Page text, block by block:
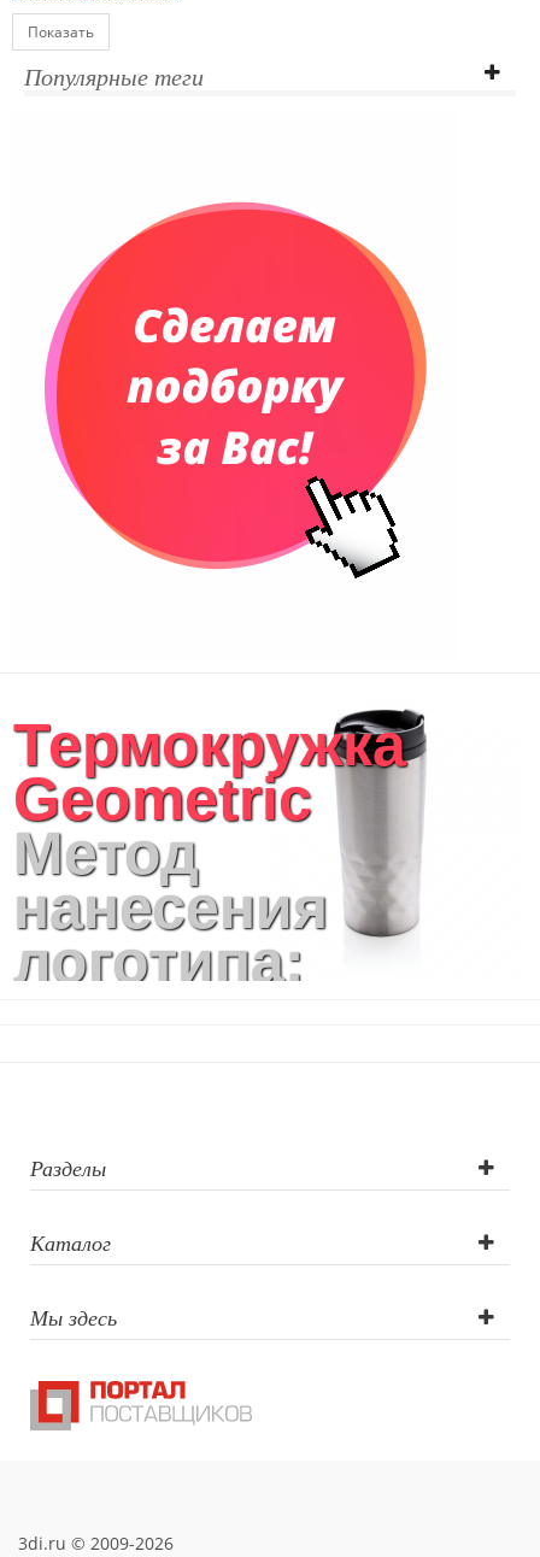
Показать
Популярные теги
Термокружка
Geometric
Метод
нанесения
логотипа:
гравировка,
круговая
шелкография,
тампопечать
Разделы
Каталог
Мы здесь
3di.ru © 2009-2026